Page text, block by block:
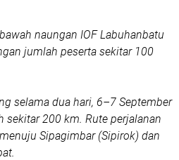
naungan IOF Labuhanbatu
jumlah peserta sekitar 100
selama dua hari, 6–7 September
sekitar 200 km. Rute perjalanan
Sipagimbar (Sipirok) dan